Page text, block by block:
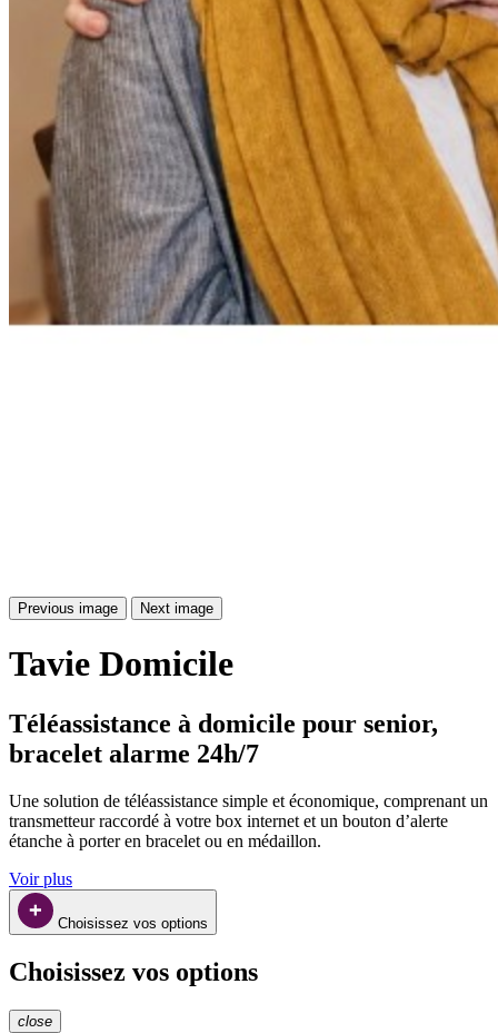
Previous image Next image
Tavie Domicile
Téléassistance à domicile pour senior,
bracelet alarme 24h/7
Une solution de téléassistance simple et économique, comprenant un
transmetteur raccordé à votre box internet et un bouton d’alerte
étanche à porter en bracelet ou en médaillon.
Voir plus
Choisissez vos options
Choisissez vos options
close